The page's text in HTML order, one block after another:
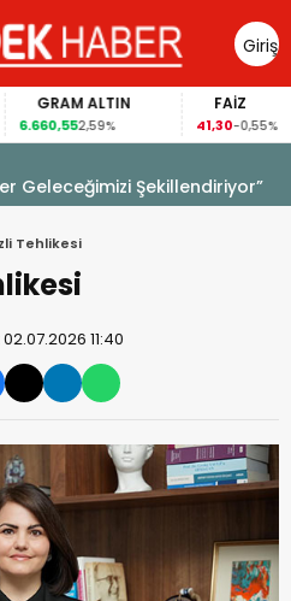
Giriş
Yap
GRAM ALTIN
2,59% -0,55%
Geleceğimizi Şekillendiriyor”
Tehlikesi
02.07.2026 11:40